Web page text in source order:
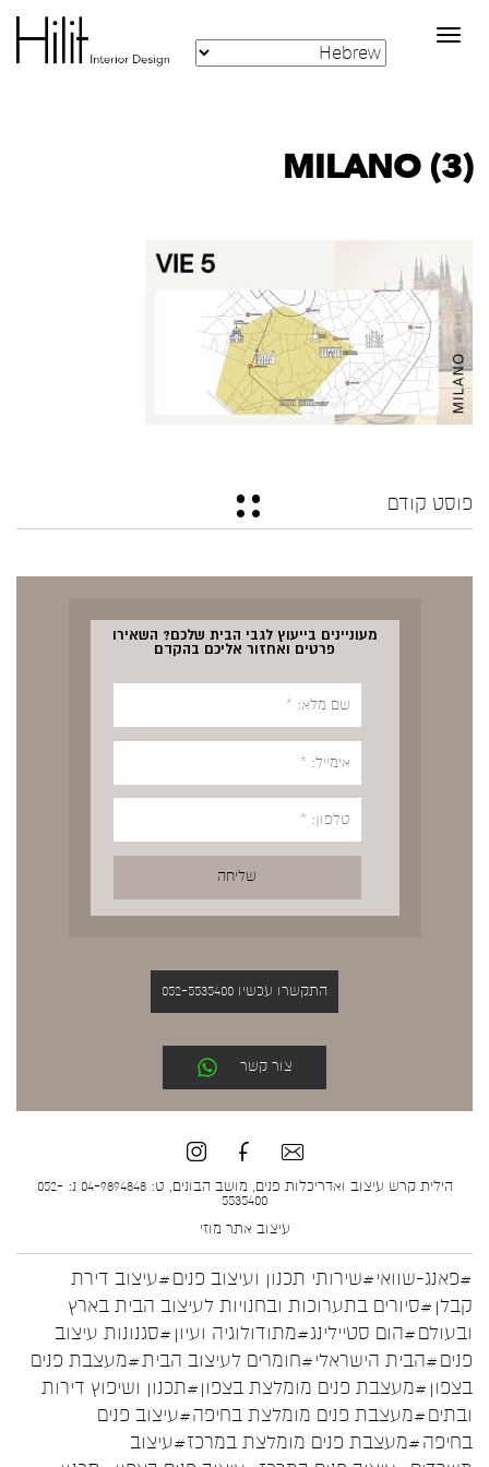
Toggle
navigation
MILANO (3)
פוסט קודם
מעוניינים בייעוץ לגבי הבית שלכם? השאירו
פרטים ואחזור אליכם בהקדם
התקשרו עכשיו 052-5535400
צור קשר
הילית קרש עיצוב ואדריכלות פנים, מושב הבונים, ט: 04-9894848 נ: 052-
5535400
עיצוב אתר מוזי
#פאנג-שוואי#שירותי תכנון ועיצוב פנים#עיצוב דירת
קבלן #סיורים בתערוכות ובחנויות לעיצוב הבית בארץ
ובעולם#הום סטיילינג#מתודולוגיה ועיון #סגנונות עיצוב
פנים#הבית הישראלי#חומרים לעיצוב הבית#מעצבת פנים
בצפון #מעצבת פנים מומלצת בצפון#תכנון ושיפוץ דירות
ובתים#מעצבת פנים מומלצת בחיפה#עיצוב פנים
בחיפה#מעצבת פנים מומלצת במרכז#עיצוב